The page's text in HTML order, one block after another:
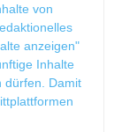
von
anzeigen"
Inhalte
dürfen. Damit